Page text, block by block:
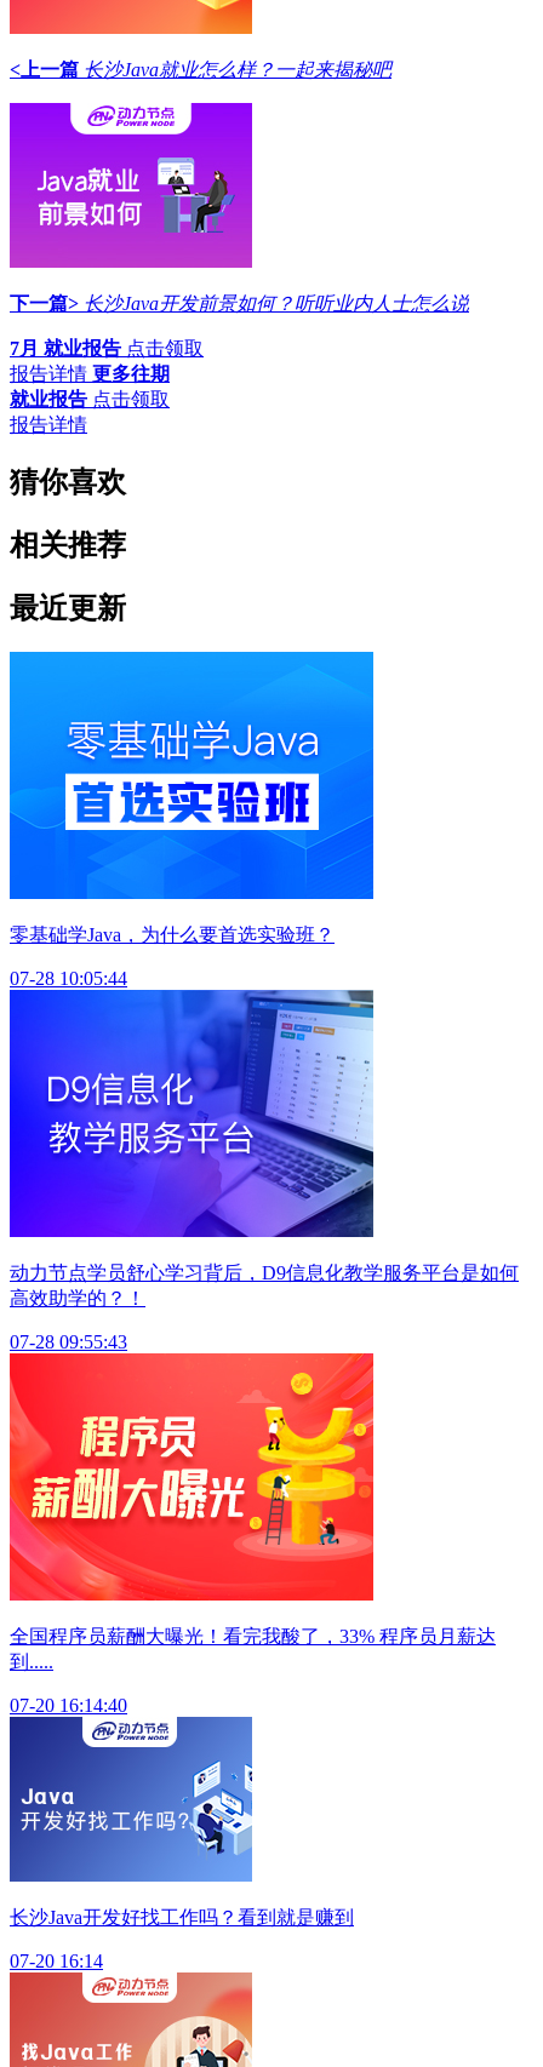
<上一篇 长沙Java就业怎么样？一起来揭秘吧
下一篇> 长沙Java开发前景如何？听听业内人士怎么说
7月 就业报告 点击领取
报告详情 更多往期
就业报告 点击领取
报告详情
猜你喜欢
相关推荐
最近更新
零基础学Java，为什么要首选实验班？
07-28 10:05:44
动力节点学员舒心学习背后，D9信息化教学服务平台是如何
高效助学的？！
07-28 09:55:43
全国程序员薪酬大曝光！看完我酸了，33% 程序员月薪达
到.....
07-20 16:14:40
长沙Java开发好找工作吗？看到就是赚到
07-20 16:14